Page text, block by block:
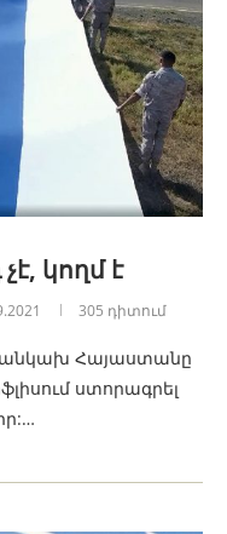
կողմ է
305 դիտում
անկախ Հայաստանը
ստորագրել